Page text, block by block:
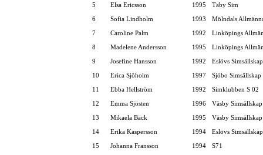
5
Elsa Ericsson 1995
Täby Sim
6
Sofia Lindholm 1993
Mölndals
7
Caroline Palm 1992
Linköpings
8
Madelene Andersson 1995
Linköpings
9
Josefine Hansson 1992
Eslövs Simsällskap
10
Erica Sjöholm 1997
Sjöbo Simsällskap
11
Ebba Hellström 1992
Simklubben S 02
12
Emma Sjösten 1996
Väsby Simsällskap
13
Mikaela Bäck 1995
Väsby Simsällskap
14
Erika Kaspersson 1994
Eslövs Simsällskap
15
Johanna Fransson 1994
S71